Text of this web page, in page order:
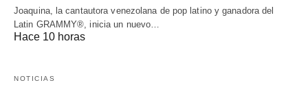
Joaquina, la cantautora venezolana de pop latino y ganadora del
Latin GRAMMY®, inicia un nuevo…
Hace 10 horas
NOTICIAS